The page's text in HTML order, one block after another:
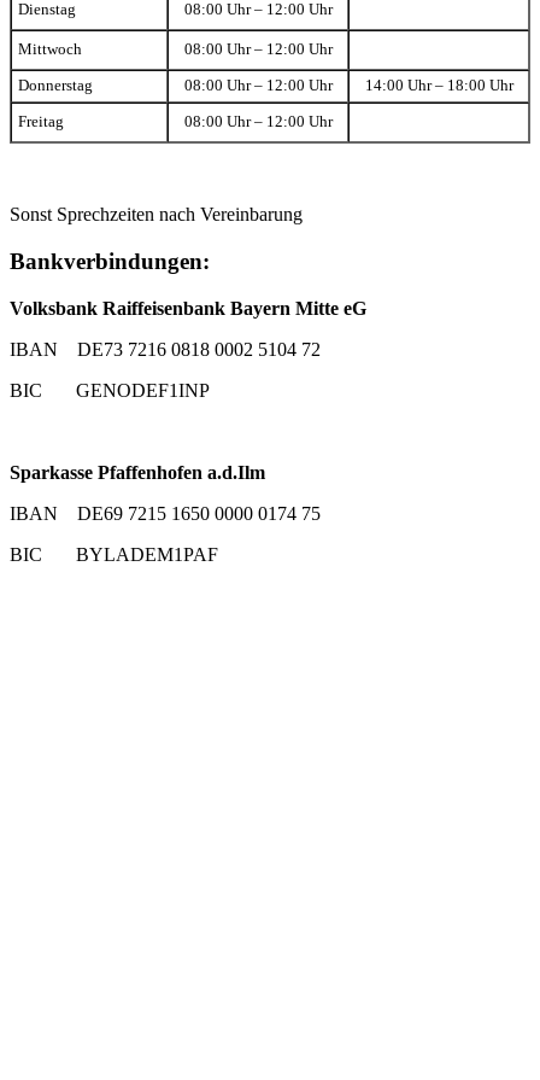
Dienstag 08:00 Uhr – 12:00 Uhr
Mittwoch 08:00 Uhr – 12:00 Uhr
Donnerstag 08:00 Uhr – 12:00 Uhr 14:00 Uhr – 18:00 Uhr
Freitag 08:00 Uhr – 12:00 Uhr
Sonst Sprechzeiten nach Vereinbarung
Bankverbindungen:
Volksbank Raiffeisenbank Bayern Mitte eG
IBAN DE73 7216 0818 0002 5104 72
BIC GENODEF1INP
Sparkasse Pfaffenhofen a.d.Ilm
IBAN DE69 7215 1650 0000 0174 75
BIC BYLADEM1PAF